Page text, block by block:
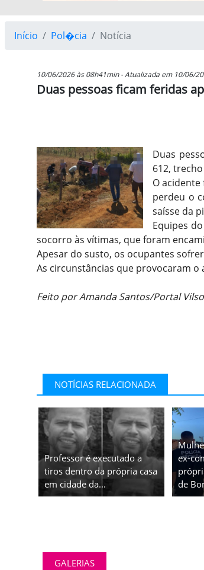
Início Pol�cia Notícia
10/06/2026 às 08h41min - Atualizada em 10/06/
Duas pessoas ficam feridas
Duas
612,
O
perdeu o
saísse da
Equipes
socorro às vítimas, que foram
Apesar do susto, os ocupantes
As circunstâncias que provocaram
Feito por Amanda Santos/Portal
NOTÍCIAS RELACIONADA
Professor é executado a
tiros dentro da própria casa
em cidade da...
ex-
de
GALERIAS